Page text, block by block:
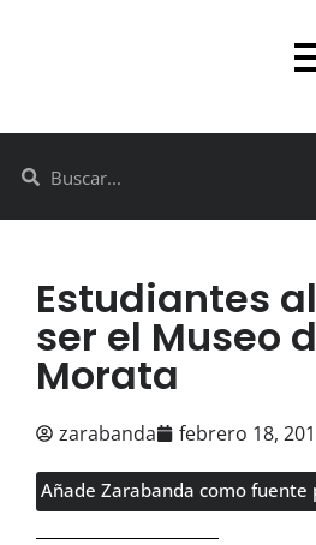
Estudiantes
ser el Museo
Morata
zarabanda febrero 18,
Añade Zarabanda como fuente